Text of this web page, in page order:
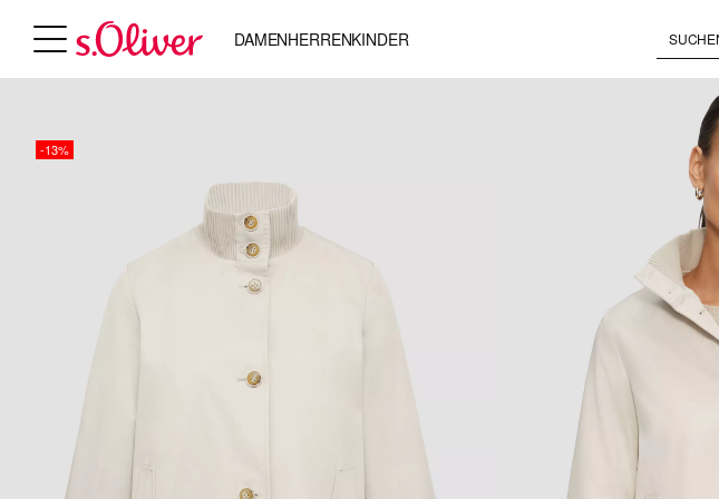
DAMENHERRENKINDER
-13%